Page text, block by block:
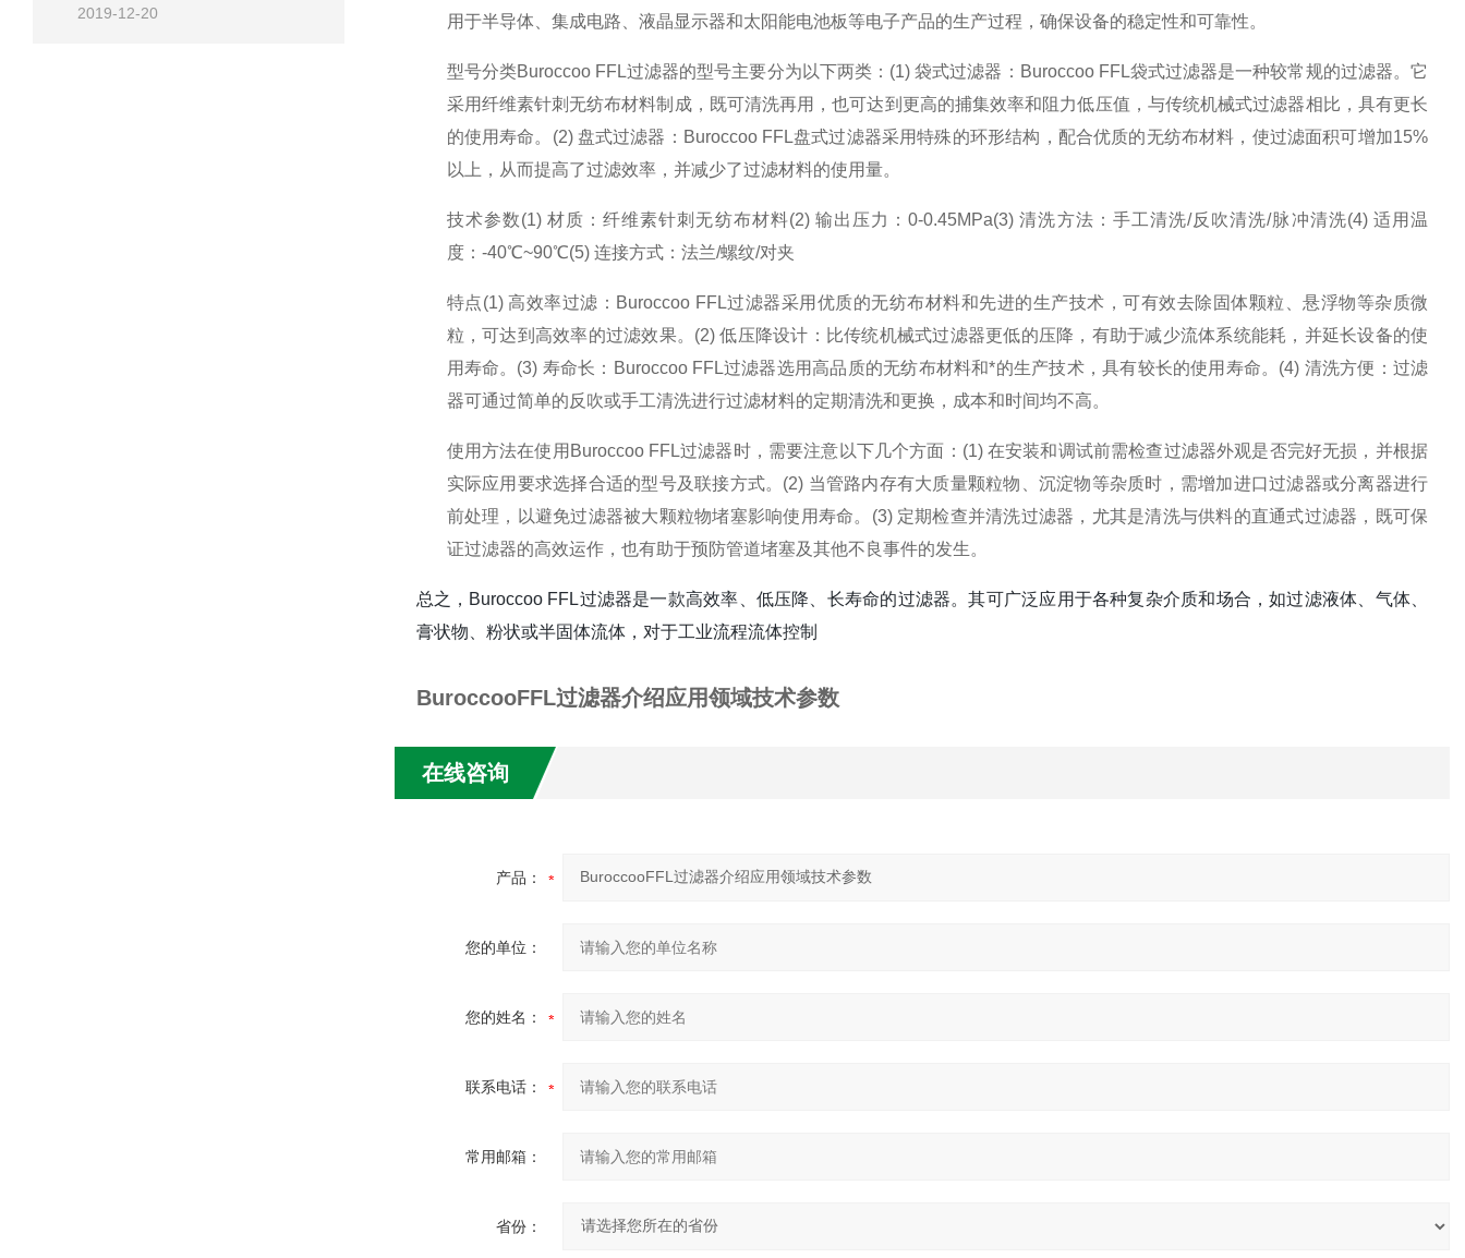
2019-12-20
用于半导体、集成电路、液晶显示器和太阳能电池板等电子产品的生产过程，确保设备的稳定性和可靠性。
型号分类Buroccoo FFL过滤器的型号主要分为以下两类：(1) 袋式过滤器：Buroccoo FFL袋式过滤器是一种较常规的过滤器。它
采用纤维素针刺无纺布材料制成，既可清洗再用，也可达到更高的捕集效率和阻力低压值，与传统机械式过滤器相比，具有更长
的使用寿命。(2) 盘式过滤器：Buroccoo FFL盘式过滤器采用特殊的环形结构，配合优质的无纺布材料，使过滤面积可增加15%
以上，从而提高了过滤效率，并减少了过滤材料的使用量。
技术参数(1) 材质：纤维素针刺无纺布材料(2) 输出压力：0-0.45MPa(3) 清洗方法：手工清洗/反吹清洗/脉冲清洗(4) 适用温
度：-40℃~90℃(5) 连接方式：法兰/螺纹/对夹
特点(1) 高效率过滤：Buroccoo FFL过滤器采用优质的无纺布材料和先进的生产技术，可有效去除固体颗粒、悬浮物等杂质微
粒，可达到高效率的过滤效果。(2) 低压降设计：比传统机械式过滤器更低的压降，有助于减少流体系统能耗，并延长设备的使
用寿命。(3) 寿命长：Buroccoo FFL过滤器选用高品质的无纺布材料和*的生产技术，具有较长的使用寿命。(4) 清洗方便：过滤
器可通过简单的反吹或手工清洗进行过滤材料的定期清洗和更换，成本和时间均不高。
使用方法在使用Buroccoo FFL过滤器时，需要注意以下几个方面：(1) 在安装和调试前需检查过滤器外观是否完好无损，并根据
实际应用要求选择合适的型号及联接方式。(2) 当管路内存有大质量颗粒物、沉淀物等杂质时，需增加进口过滤器或分离器进行
前处理，以避免过滤器被大颗粒物堵塞影响使用寿命。(3) 定期检查并清洗过滤器，尤其是清洗与供料的直通式过滤器，既可保
证过滤器的高效运作，也有助于预防管道堵塞及其他不良事件的发生。
总之，Buroccoo FFL过滤器是一款高效率、低压降、长寿命的过滤器。其可广泛应用于各种复杂介质和场合，如过滤液体、气体、
膏状物、粉状或半固体流体，对于工业流程流体控制
BuroccooFFL过滤器介绍应用领域技术参数
在线咨询
产品：
您的单位：
您的姓名：
联系电话：
常用邮箱：
省份：